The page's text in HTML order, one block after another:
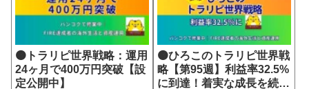
🟠トラリピ世界戦略：運用
24ヶ月で400万円突破【設
定公開中】
🟠ひろこのトラリピ世界戦
略【第95週】利益率32.5%
に到達！着実な成長を続け